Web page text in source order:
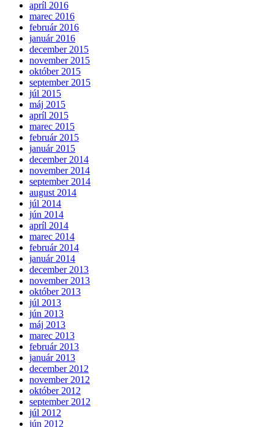
apríl 2016
marec 2016
február 2016
január 2016
december 2015
november 2015
október 2015
september 2015
júl 2015
máj 2015
apríl 2015
marec 2015
február 2015
január 2015
december 2014
november 2014
september 2014
august 2014
júl 2014
jún 2014
apríl 2014
marec 2014
február 2014
január 2014
december 2013
november 2013
október 2013
júl 2013
jún 2013
máj 2013
marec 2013
február 2013
január 2013
december 2012
november 2012
október 2012
september 2012
júl 2012
jún 2012